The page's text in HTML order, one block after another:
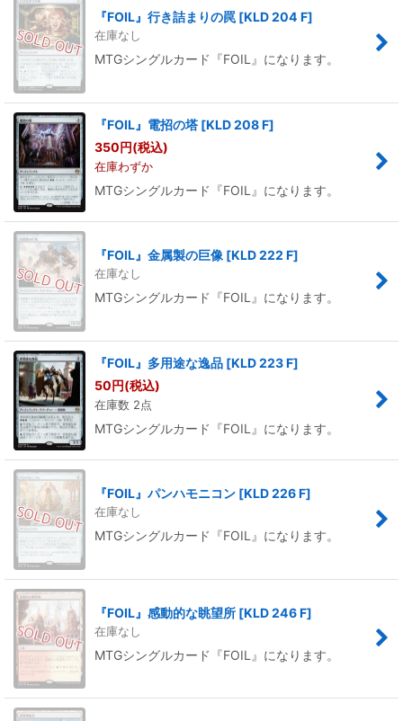
『FOIL』行き詰まりの罠 [KLD 204 F]
在庫なし
MTGシングルカード『FOIL』になります。
『FOIL』電招の塔 [KLD 208 F]
350円(税込)
在庫わずか
MTGシングルカード『FOIL』になります。
『FOIL』金属製の巨像 [KLD 222 F]
在庫なし
MTGシングルカード『FOIL』になります。
『FOIL』多用途な逸品 [KLD 223 F]
50円(税込)
在庫数 2点
MTGシングルカード『FOIL』になります。
『FOIL』パンハモニコン [KLD 226 F]
在庫なし
MTGシングルカード『FOIL』になります。
『FOIL』感動的な眺望所 [KLD 246 F]
在庫なし
MTGシングルカード『FOIL』になります。